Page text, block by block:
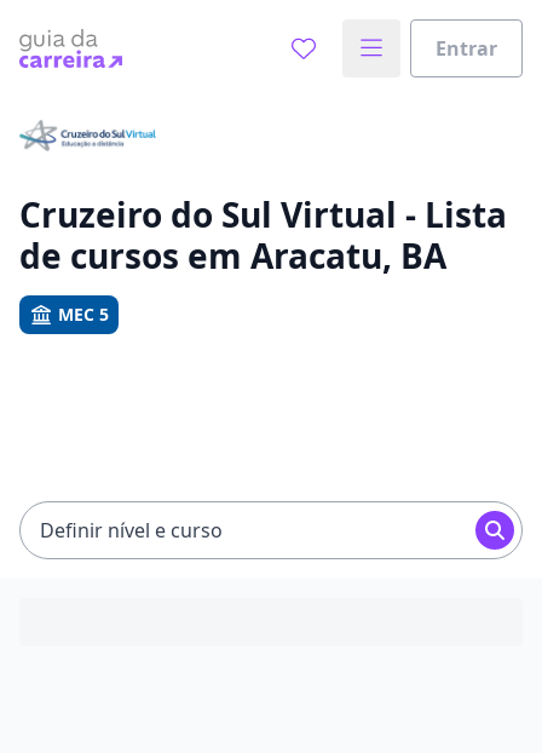
Entrar
Vamos te guiar no caminho ideal para seus estudos
Cruzeiro do Sul Virtual - Lista
de cursos em Aracatu, BA
MEC 5
Definir nível e curso